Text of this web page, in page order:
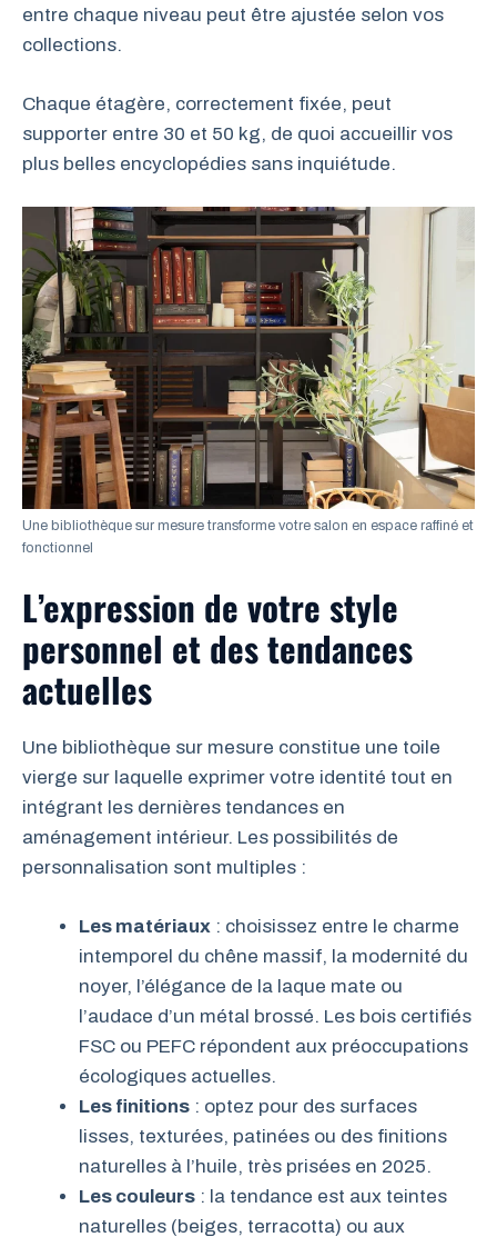
entre chaque niveau peut être ajustée selon vos
collections.
Chaque étagère, correctement fixée, peut
supporter entre 30 et 50 kg, de quoi accueillir vos
plus belles encyclopédies sans inquiétude.
Une bibliothèque sur mesure transforme votre salon en espace raffiné et
fonctionnel
L’expression de votre style
personnel et des tendances
actuelles
Une bibliothèque sur mesure constitue une toile
vierge sur laquelle exprimer votre identité tout en
intégrant les dernières tendances en
aménagement intérieur. Les possibilités de
personnalisation sont multiples :
Les matériaux : choisissez entre le charme
intemporel du chêne massif, la modernité du
noyer, l’élégance de la laque mate ou
l’audace d’un métal brossé. Les bois certifiés
FSC ou PEFC répondent aux préoccupations
écologiques actuelles.
Les finitions : optez pour des surfaces
lisses, texturées, patinées ou des finitions
naturelles à l’huile, très prisées en 2025.
Les couleurs : la tendance est aux teintes
naturelles (beiges, terracotta) ou aux